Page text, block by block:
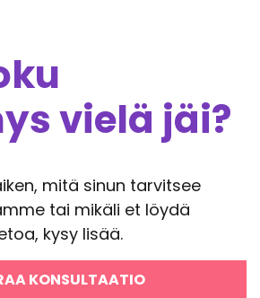
vielä jäi?
mitä sinun tarvitsee
tai mikäli et löydä
kysy lisää.
KONSULTAATIO